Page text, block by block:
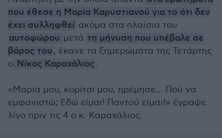
που έθεσε η Μαρία Καρυστιανού για το ότι δεν
έχει συλληφθεί ακόμα στα πλαίσια του
αυτοφώρου μετά τη μήνυση που υπέβαλε σε
βάρος του , έκανε τα ξημερώματα της Τετάρτης
ο Νίκος Καραχάλιος.
«Μαρία μου, κορίτσι μου, ηρέμησε... Πού να
εμφανιστώ; Εδώ είμαι! Παντού είμαι!» έγραψε
λίγο πριν τις 4 ο κ. Καραχάλιος.